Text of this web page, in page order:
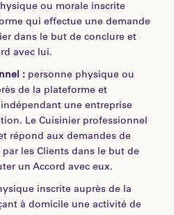
ou morale inscrite
qui effectue une demande
dans le but de conclure et
avec lui.
: personne physique ou
de la plateforme et
une entreprise
Le Cuisinier professionnel
répond aux demandes de
les Clients dans le but de
un Accord avec eux.
inscrite auprès de la
à domicile une activité de